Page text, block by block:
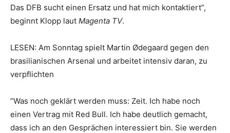
Das DFB sucht einen Ersatz und hat mich kontaktiert”,
beginnt Klopp laut Magenta TV.
LESEN: Am Sonntag spielt Martin Ødegaard gegen den
brasilianischen Arsenal und arbeitet intensiv daran, zu
verpflichten
“Was noch geklärt werden muss: Zeit. Ich habe noch
einen Vertrag mit Red Bull. Ich habe deutlich gemacht,
dass ich an den Gesprächen interessiert bin. Sie werden